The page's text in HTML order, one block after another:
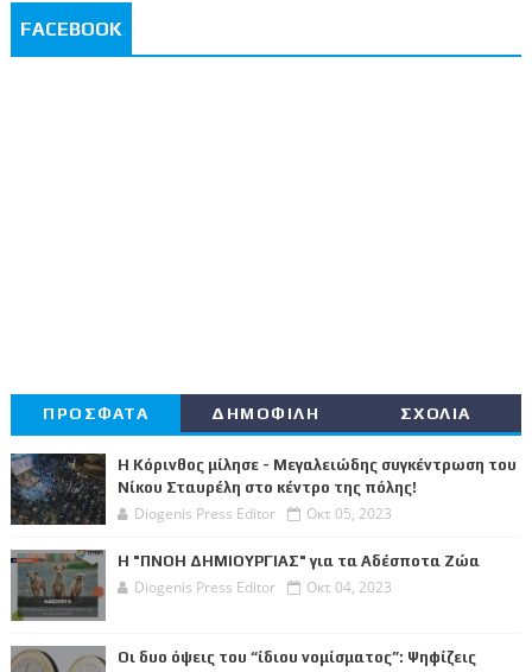
FACEBOOK
ΠΡΟΣΦΑΤΑ ΔΗΜΟΦΙΛΗ ΣΧΟΛΙΑ
Η Κόρινθος μίλησε - Μεγαλειώδης συγκέντρωση του
Νίκου Σταυρέλη στο κέντρο της πόλης!
Diogenis Press Editor Οκτ 05, 2023
Η "ΠΝΟΗ ΔΗΜΙΟΥΡΓΙΑΣ" για τα Αδέσποτα Ζώα
Diogenis Press Editor Οκτ 04, 2023
Οι δυο όψεις του “ίδιου νομίσματος”: Ψηφίζεις